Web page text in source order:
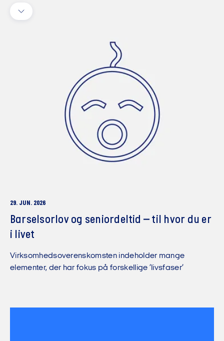
29. JUN. 2026
Barselsorlov og seniordeltid – til hvor du er
i livet
Virksomhedsoverenskomsten indeholder mange
elementer, der har fokus på forskellige ’livsfaser’